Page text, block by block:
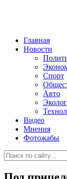
Главная
Новости
Спорт
Авто
Видео
Мнения
Фотожабы